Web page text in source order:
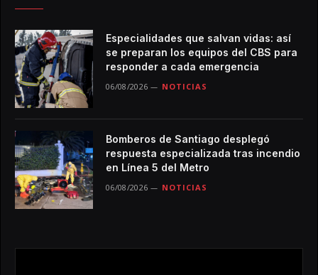
Especialidades que salvan vidas: así
se preparan los equipos del CBS para
responder a cada emergencia
06/08/2026 NOTICIAS
Bomberos de Santiago desplegó
respuesta especializada tras incendio
en Línea 5 del Metro
06/08/2026 NOTICIAS